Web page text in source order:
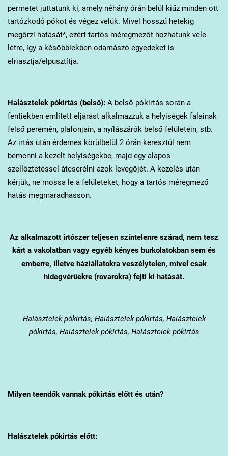
permetet juttatunk ki, amely néhány órán belül kiűz minden ott
tartózkodó pókot és végez velük. Mivel hosszú hetekig
megőrzi hatását*, ezért tartós méregmezőt hozhatunk vele
létre, így a későbbiekben odamászó egyedeket is
elriasztja/elpusztítja.
Halásztelekpókirtás (belső): A belső pókirtás során a
fentiekben említett eljárást alkalmazzuk a helyiségek falainak
felső peremén, plafonjain, a nyílászárók belső felületein, stb.
Az irtás után érdemes körülbelül 2 órán keresztül nem
bemenni a kezelt helyiségekbe, majd egy alapos
szellőztetéssel átcserélni azok levegőjét. A kezelés után
kérjük, ne mossa le a felületeket, hogy a tartós méregmező
hatás megmaradhasson.
Az alkalmazott irtószer teljesen színtelenre szárad, nem tesz
kárt a vakolatban vagy egyéb kényes burkolatokban sem és
emberre, illetve háziállatokra veszélytelen, mivel csak
hidegvérűekre (rovarokra) fejti ki hatását.
Halásztelekpókirtás, Halásztelek pókirtás, Halásztelek
pókirtás, Halásztelek pókirtás, Halásztelek pókirtás
Milyen teendők vannak pókirtás előtt és után?
Halásztelekpókirtás előtt: